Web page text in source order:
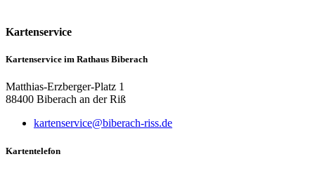
Kartenservice
Kartenservice im Rathaus Biberach
Matthias-Erzberger-Platz 1
88400 Biberach an der Riß
kartenservice@biberach-riss.de
Kartentelefon